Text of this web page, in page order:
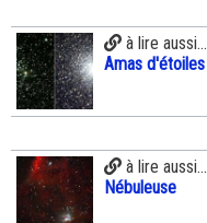
à lire aussi...
Amas d'étoiles
à lire aussi...
Nébuleuse